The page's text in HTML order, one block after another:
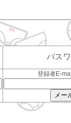
パス
登録者E-